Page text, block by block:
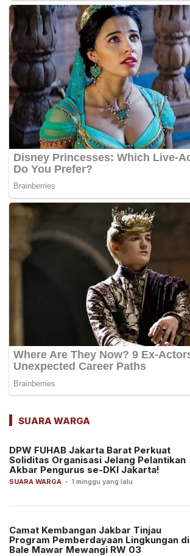
SUARA WARGA
SUARA WARGA - 1 minggu yang lalu
DPW FUHAB Jakarta Barat Perkuat
Soliditas Organisasi Jelang Pelantikan
Akbar Pengurus se-DKI Jakarta!
Camat Kembangan Jakbar Tinjau
Program Pemberdayaan Lingkungan di
Bale Mawar Mewangi RW 03